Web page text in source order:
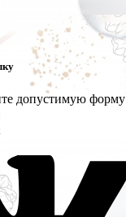
допустимую форму